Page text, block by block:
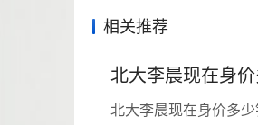
相关推荐
北大李晨现在身
北大李晨现在身价多